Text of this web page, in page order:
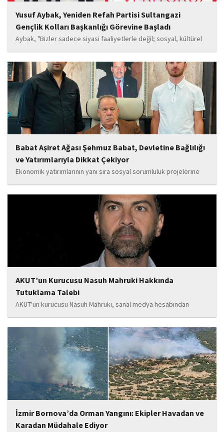
Yusuf Aybak, Yeniden Refah Partisi Sultangazi
Gençlik Kolları Başkanlığı Görevine Başladı
Aybak, "Bizler sadece siyasi faaliyetlerle değil; sosyal, kültürel
ve manevi değerleri güçlendiren çalışmalarla da gençlerimizin
yanında olacağız. Sultangazi'de birlik ve beraberlik ruhunu daha
da güçlendirecek projeleri hayata geçirmek için ekip...
Babat Aşiret Ağası Şehmuz Babat, Devletine Bağlılığı
ve Yatırımlarıyla Dikkat Çekiyor
Ekonomik yatırımlarının yanı sıra sosyal sorumluluk projelerine
de önem veren Babat'ın, eğitim alanında bir lise ile iki okulun
yapımına katkı sunduğu, ayrıca Şırnak'ın çeşitli noktalarında
tamamlanan ve yapımı devam eden...
AKUT’un Kurucusu Nasuh Mahruki Hakkında
Tutuklama Talebi
AKUT'un kurucusu Nasuh Mahruki, sanal medya hesabından
yaptığı '15 Temmuz' paylaşımı nedeniyle 'Halkı kin ve düşmanlığa
tahrik veya aşağılama' suçundan gözaltına alındı. Mahruki,
tutuklama talebiyle Sulh Ceza Hakimliği'ne sevk edildi.
İzmir Bornova’da Orman Yangını: Ekipler Havadan ve
Karadan Müdahale Ediyor